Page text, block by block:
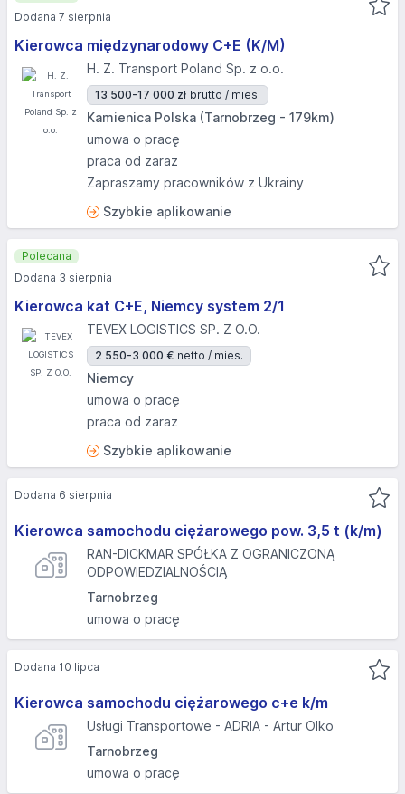
Kierowca międzynarodowy C+E (K/M)
H. Z. Transport Poland Sp. z o.o.
13 500-17 000 zł brutto / mies.
Kamienica Polska (Tarnobrzeg - 179km)
umowa o pracę
praca od zaraz
Zapraszamy pracowników z Ukrainy
Szybkie aplikowanie
Dodana 7 sierpnia
Kierowca kat C+E, Niemcy system 2/1
TEVEX LOGISTICS SP. Z O.O.
2 550-3 000 € netto / mies.
Niemcy
umowa o pracę
praca od zaraz
Szybkie aplikowanie
Polecana
Dodana 3 sierpnia
Kierowca samochodu ciężarowego pow. 3,5 t (k/m)
RAN-DICKMAR SPÓŁKA Z OGRANICZONĄ
ODPOWIEDZIALNOŚCIĄ
Tarnobrzeg
umowa o pracę
Dodana 6 sierpnia
Kierowca samochodu ciężarowego c+e k/m
Usługi Transportowe - ADRIA - Artur Olko
Tarnobrzeg
umowa o pracę
Dodana 10 lipca